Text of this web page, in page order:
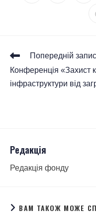
Попередній запис
Конференція «Захист
інфраструктури від
Редакція
Редакція фонду
ВАМ ТАКОЖ МОЖЕ